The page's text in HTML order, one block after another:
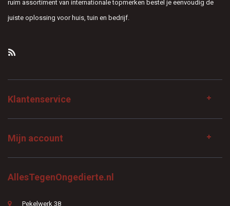
ruim assortiment van internationale topmerken bestel je eenvoudig de
juiste oplossing voor huis, tuin en bedrijf.
Klantenservice
Mijn account
AllesTegenOngedierte.nl
Pekelwerk 38